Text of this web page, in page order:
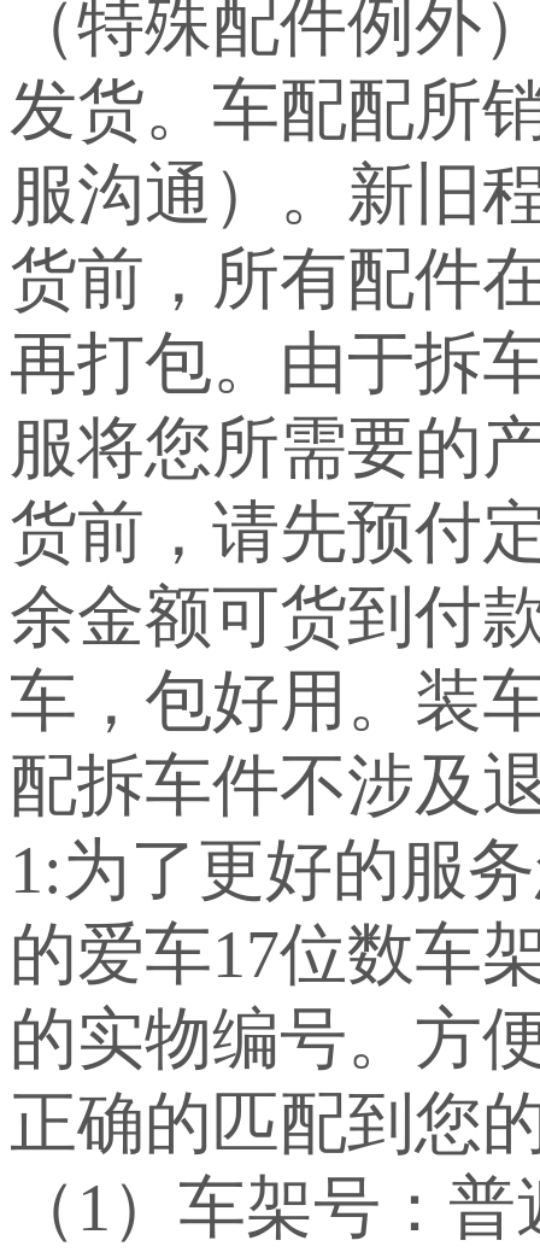
（特殊配件例外
发货。车配配所
服沟通）。新旧
货前，所有配件
再打包。由于拆
服将您所需要的
货前，请先预付
余金额可货到付
车，包好用。装
配拆车件不涉及
1:为了更好的服
的爱车17位数车
的实物编号。方
正确的匹配到您
（1）车架号：